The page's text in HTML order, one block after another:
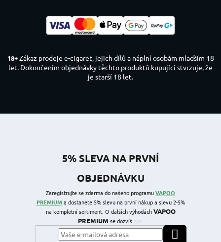
18+Zákaz prodeje e-cigaret, jejich dílů a náplní osobám mladším 18
let. Dokončením objednávky těchto produktů kupující stvrzuje, že
je starší 18 let.
5% SLEVA NA PRVNÍ
OBJEDNÁVKU
Zaregistrujte se zdarma do našeho programuVAPOO
PREMIUM a dostanete 5% slevu na první nákup a slevu 2-5%
na kompletní sortiment. O dalších výhodáchVAPOO
PREMIUM se dozvíš